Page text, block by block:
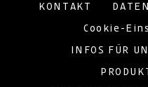
KONTAKT
Cookie-
INFOS FÜR